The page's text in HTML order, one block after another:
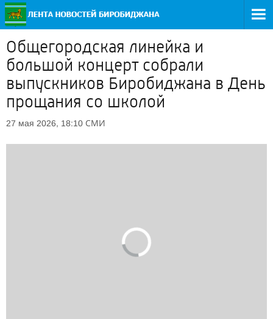
Общегородская линейка и
большой концерт собрали
выпускников Биробиджана в День
прощания со школой
27 мая 2026, 18:10 СМИ